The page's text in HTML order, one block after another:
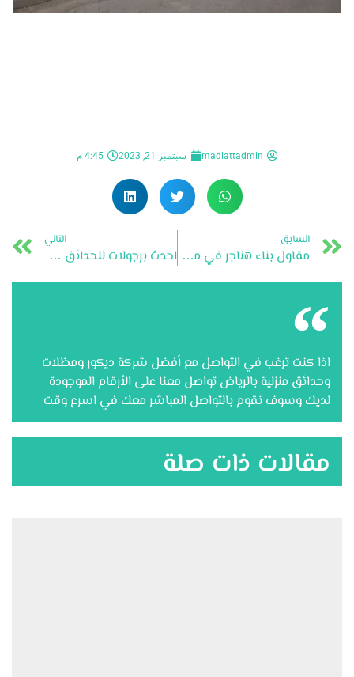
madlattadmin سبتمبر 21, 2023 4:45 م
السابق
مقاول بناء هناجر في مكة المكرمة وجده
التالي
احدث برجولات للحدائق 2024
اذا كنت ترغب في التواصل مع أفضل شركة ديكور ومظلات
وحدائق منزلية بالرياض تواصل معنا على الأرقام الموجودة
لديك وسوف نقوم بالتواصل المباشر معك في اسرع وقت
مقالات ذات صلة